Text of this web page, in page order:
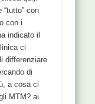
con
con i
indicato il
ci
differenziare
di
a cosa ci
MTM? ai